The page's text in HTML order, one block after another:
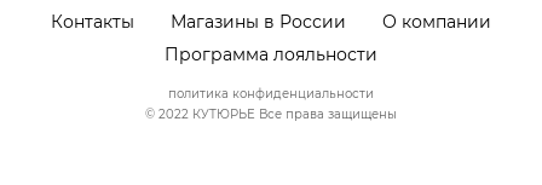
Контакты
Магазины в России
О компании
Программа лояльности
© 2022 КУТЮРЬЕ Все права защищены
политика конфиденциальности